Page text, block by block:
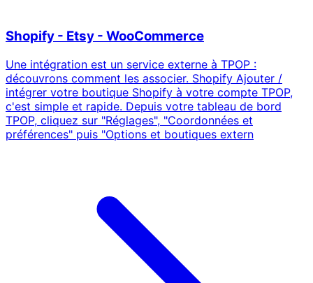
Shopify - Etsy - WooCommerce
Une intégration est un service externe à TPOP :
découvrons comment les associer. Shopify Ajouter /
intégrer votre boutique Shopify à votre compte TPOP,
c'est simple et rapide. Depuis votre tableau de bord
TPOP, cliquez sur "Réglages", "Coordonnées et
préférences" puis "Options et boutiques extern